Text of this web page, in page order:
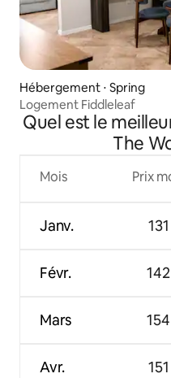
Hébergement ⋅ Spring
Logement Fiddleleaf
Quel est le
The
Mois
Janv.
Févr.
Mars
Avr.
Prix